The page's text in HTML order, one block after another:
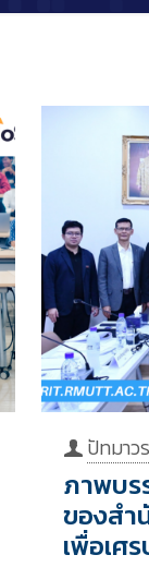
ปัทมาว
ภาพบร
ของสำ
เพื่อเศ